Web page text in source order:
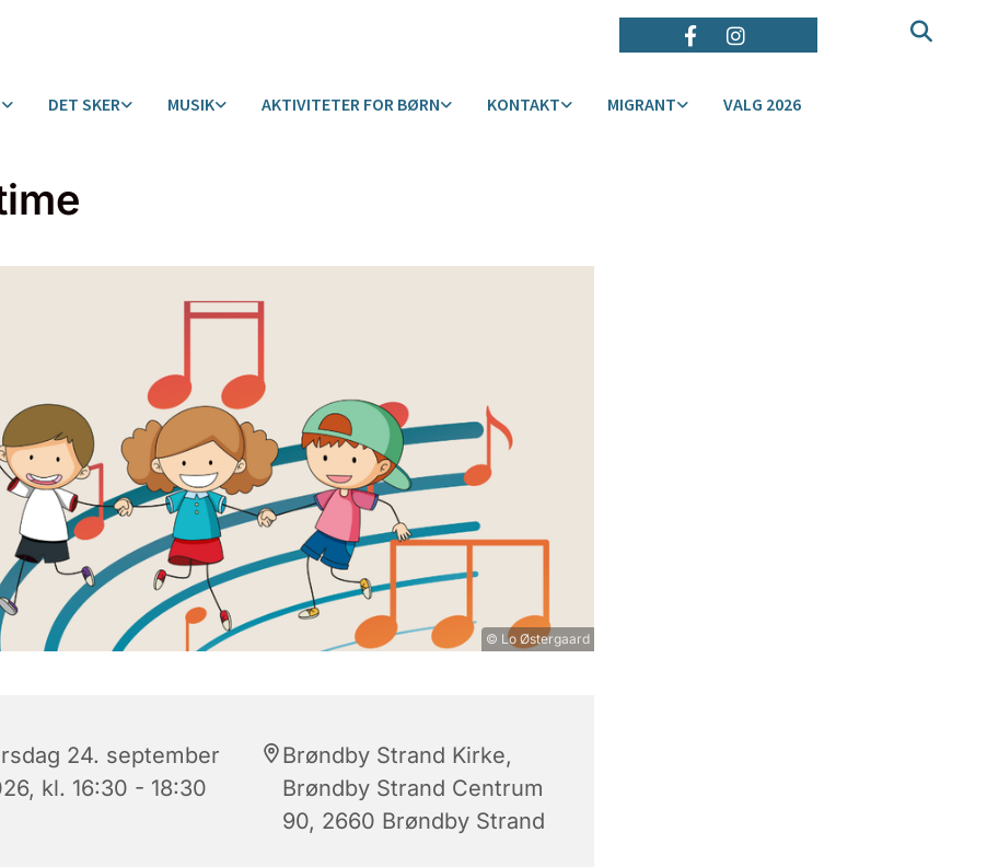
DET SKER MUSIK AKTIVITETER FOR BØRN KONTAKT MIGRANT VALG 2026
© Lo Østergaard
24. september
kl. 16:30 - 18:30
Brøndby Strand Kirke,
Brøndby Strand Centrum
90, 2660 Brøndby Strand